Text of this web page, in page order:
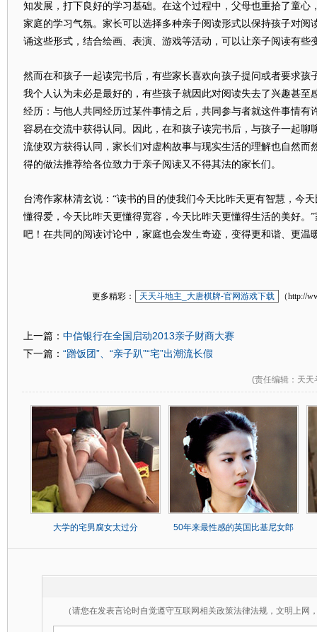
知发展，打下良好的学习基础。在这个过程中，父母也重拾了童心
家庭的学习气氛。家长可以选择多种亲子阅读形式以保持孩子对阅
诵这些形式，结合绘画、表演、游戏等活动，可以让亲子阅读有些
然而在和孩子一起读完书后，有些家长喜欢向孩子提问或者要求孩
我个人认为未必是最好的，有些孩子就因此对阅读失去了兴趣甚至
经历：与他人共同经历过某件事情之后，共同参与者就这件事情有
容易在交流中获得认同。因此，在和孩子读完书后，与孩子一起聊
流使双方获得认同，家长们对虚构故事与现实生活的理解也自然而
得的做法推荐给各位致力于亲子阅读又不得其法的家长们。
台湾作家林清玄说：“读书的目的使我们今天比昨天更有智慧，今
懂得爱，今天比昨天更懂得宽容，今天比昨天更懂得生活的美好。
吧！在共同的阅读讨论中，家庭也会发生奇迹，变得更和谐、更温
更多精彩： 天天斗地主_大唐棋牌-官网游戏下载 （http://
上一篇： 中信银行在全国启动2013亲子财商大赛
下一篇： “蹭饭团”、“亲子趴”“宅”出潮流长假
(责任编辑 ：天
大学的宅男腐女太过分 50年来最性感的英国比基尼女郎
（请您在发表言论时自觉遵守互联网相关政策法律法规，文明上网